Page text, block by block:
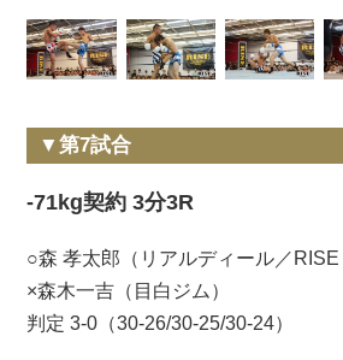
▼第7試合
-71kg契約 3分3R
○森 孝太郎（リアルディール／RISE
×森木一吉（目白ジム）
判定 3-0（30-26/30-25/30-24）